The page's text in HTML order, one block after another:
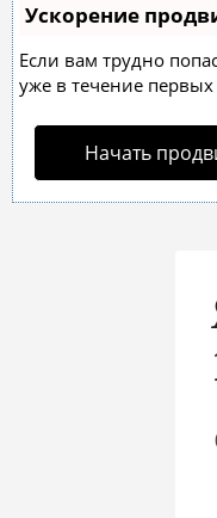
Ускорение
Если вам трудно
уже в течение
Начать